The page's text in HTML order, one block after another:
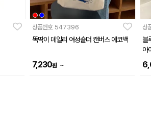
상품번호 547396
똑딱이 데일리 여성숄더 캔버스 에코백
7,230원 ~
상
블
아